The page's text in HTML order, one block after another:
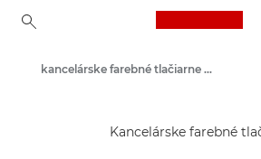
Riešenia a služby
kancelárske farebné tlačiarne - Canon Slovakia
Kancelárske farebné